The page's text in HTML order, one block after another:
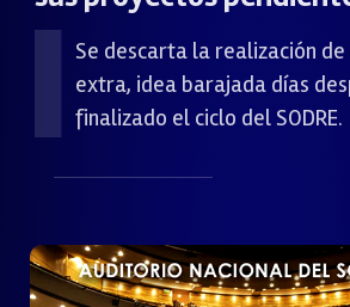
Se descarta la realización
extra, idea barajada días
finalizado el ciclo del SODRE.